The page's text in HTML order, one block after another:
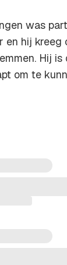
was
en hij kreeg
Hij is
om te